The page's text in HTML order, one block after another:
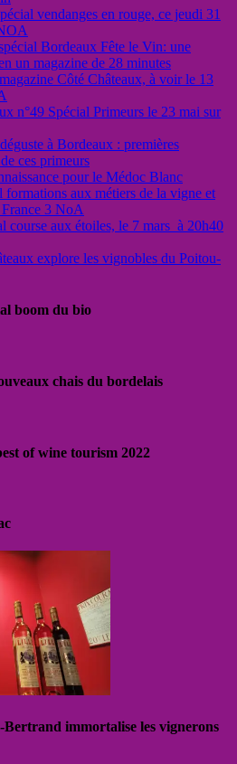
vendanges en rouge, ce jeudi 31
Bordeaux Fête le Vin: une
un magazine de 28 minutes
Côté Châteaux, à voir le 13
n°49 Spécial Primeurs le 23 mai sur
à Bordeaux : premières
ces primeurs
pour le Médoc Blanc
formations aux métiers de la vigne et
3 NoA
course aux étoiles, le 7 mars à 20h40
explore les vignobles du Poitou-
boom du bio
chais du bordelais
of wine tourism 2022
immortalise les vignerons